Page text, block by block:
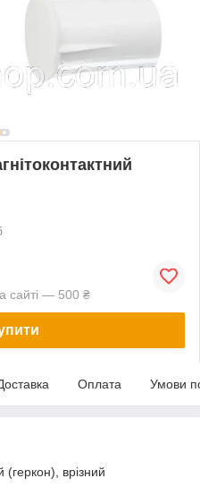
сайті — 500 ₴
Оплата Умови
(геркон), врізний